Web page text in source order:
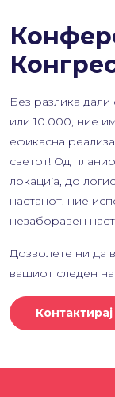
Без разлика
или 10.000, ние
ефикасна
светот! Од
локација, до
настанот, ние
незаборавен
Дозволете ни да
вашиот следен